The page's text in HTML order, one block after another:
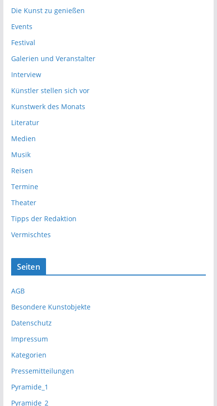
Die Kunst zu genießen
Events
Festival
Galerien und Veranstalter
Interview
Künstler stellen sich vor
Kunstwerk des Monats
Literatur
Medien
Musik
Reisen
Termine
Theater
Tipps der Redaktion
Vermischtes
Seiten
AGB
Besondere Kunstobjekte
Datenschutz
Impressum
Kategorien
Pressemitteilungen
Pyramide_1
Pyramide_2